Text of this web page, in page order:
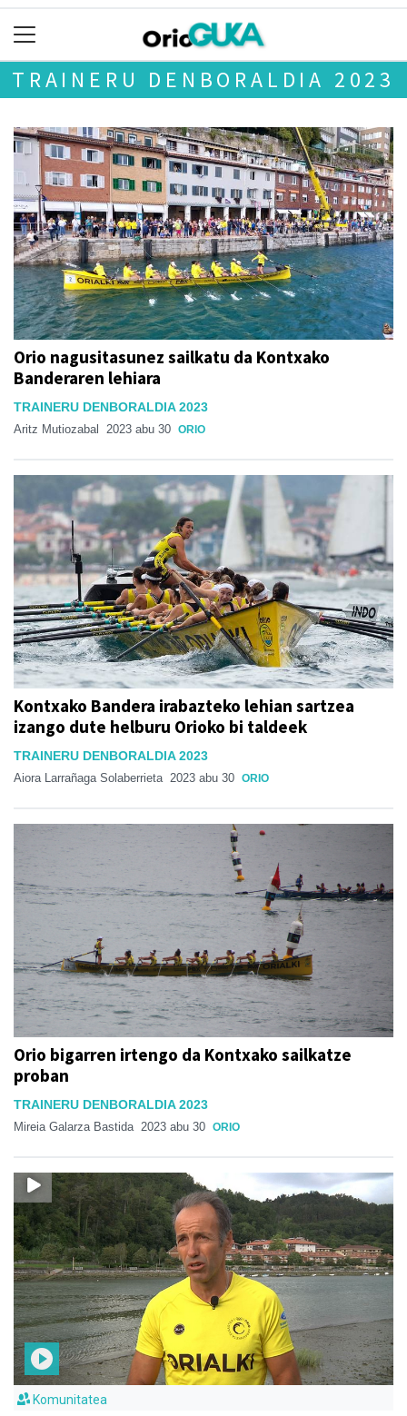
TRAINERU DENBORALDIA 2023
Orio nagusitasunez sailkatu da Kontxako
Banderaren lehiara
TRAINERU DENBORALDIA 2023
Aritz Mutiozabal 2023 abu 30 ORIO
Kontxako Bandera irabazteko lehian sartzea
izango dute helburu Orioko bi taldeek
TRAINERU DENBORALDIA 2023
Aiora Larrañaga Solaberrieta 2023 abu 30 ORIO
Orio bigarren irtengo da Kontxako sailkatze
proban
TRAINERU DENBORALDIA 2023
Mireia Galarza Bastida 2023 abu 30 ORIO
Komunitatea